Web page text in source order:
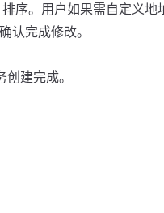
序。用户如果需自定义地
认完成修改。
建完成。